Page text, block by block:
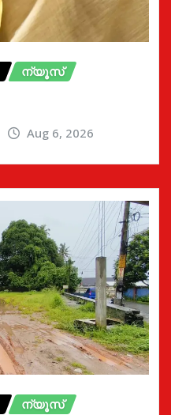
ന്യൂസ്
Aug 6, 2026
ന്യൂസ്